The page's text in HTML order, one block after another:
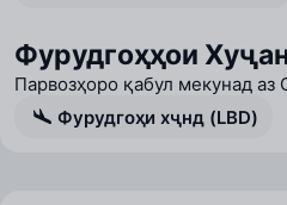
Фурудгоҳҳои
Парвозҳоро қабул мекунад аз
Фурудгоҳи хҷнд (LBD)